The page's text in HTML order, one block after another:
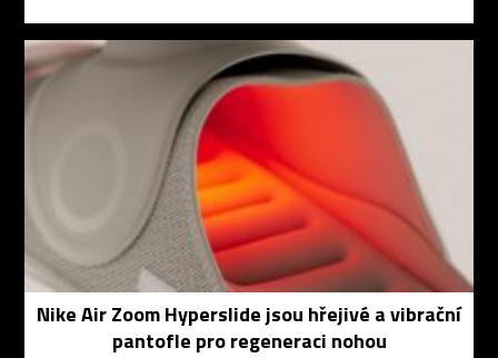
Nike Air Zoom Hyperslide jsou hřejivé a vibrační
pantofle pro regeneraci nohou